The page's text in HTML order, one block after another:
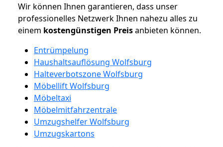
Wir können Ihnen garantieren, dass unser
professionelles Netzwerk Ihnen nahezu alles zu
einem kostengünstigen Preisanbieten können.
Entrümpelung
Haushaltsauflösung Wolfsburg
Halteverbotszone Wolfsburg
Möbellift Wolfsburg
Möbeltaxi
Möbelmitfahrzentrale
Umzugshelfer Wolfsburg
Umzugskartons